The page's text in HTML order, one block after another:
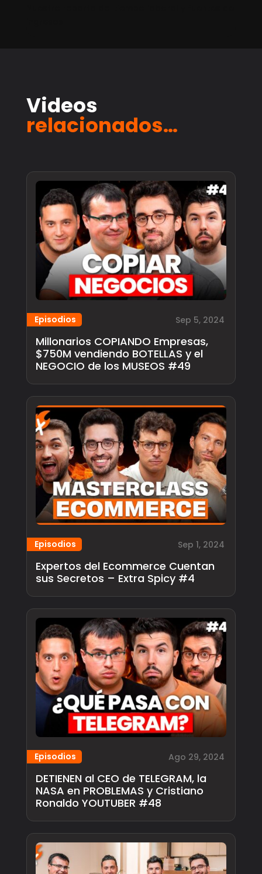
Videos
relacionados…
Episodios Sep 5, 2024
Millonarios COPIANDO Empresas,
$750M vendiendo BOTELLAS y el
NEGOCIO de los MUSEOS #49
Episodios Sep 1, 2024
Expertos del Ecommerce Cuentan
sus Secretos – Extra Spicy #4
Episodios Ago 29, 2024
DETIENEN al CEO de TELEGRAM, la
NASA en PROBLEMAS y Cristiano
Ronaldo YOUTUBER #48